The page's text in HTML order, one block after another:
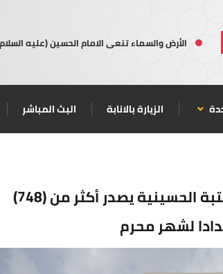
الأرض والسماء تنعى الامام الحسين (عليه
الزيارة بالانابة البث المباشر
قسم الهيئات والمواكب الحسينية في العتبة الحسينية يصدر أكثر من (748)
لشهر محرم